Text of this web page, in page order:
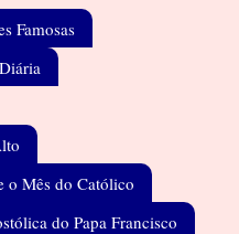
Famosas
o Mês do Católico
do Papa Francisco